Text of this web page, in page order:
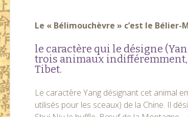
Le « Bélimouchèvre » c’est le
le caractère qui le désigne
trois animaux indifféremment,
Tibet.
Le caractère Yang désignant cet animal
utilisés pour les sceaux) de la Chine. Il